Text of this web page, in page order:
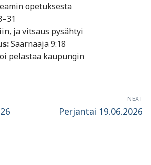
opetuksesta
ja vitsaus pysähtyi
Saarnaaja 9:18
pelastaa kaupungin
NEXT
Next
Perjantai 19.06.2026